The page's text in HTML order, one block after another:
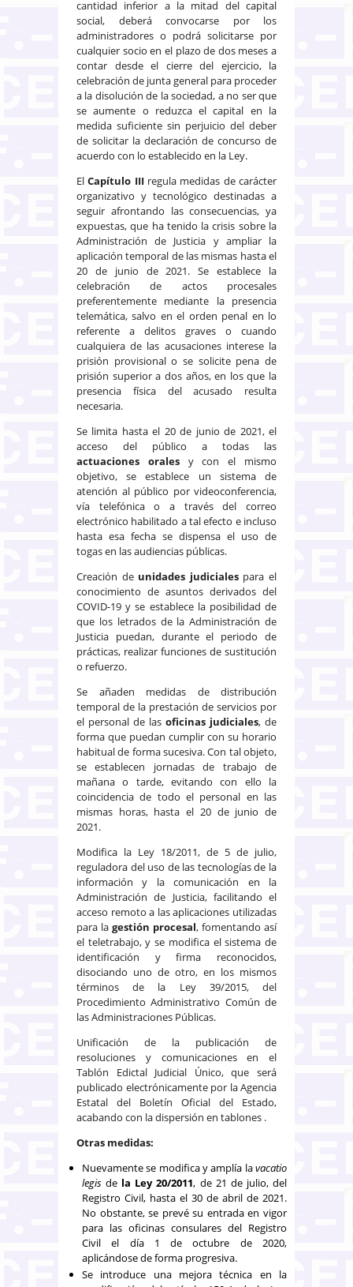
cantidad inferior a la mitad del capital
social, deberá convocarse por los
administradores o podrá solicitarse por
cualquier socio en el plazo de dos meses a
contar desde el cierre del ejercicio, la
celebración de junta general para proceder
a la disolución de la sociedad, a no ser que
se aumente o reduzca el capital en la
medida suficiente sin perjuicio del deber
de solicitar la declaración de concurso de
acuerdo con lo establecido en la Ley.
ElCapítulo IIIregula medidas de carácter
organizativo y tecnológico destinadas a
seguir afrontando las consecuencias, ya
expuestas, que ha tenido la crisis sobre la
Administración de Justicia y ampliar la
aplicación temporal de las mismas hasta el
20 de junio de 2021. Se establece la
celebración de actos procesales
preferentemente mediante la presencia
telemática, salvo en el orden penal en lo
referente a delitos graves o cuando
cualquiera de las acusaciones interese la
prisión provisional o se solicite pena de
prisión superior a dos años, en los que la
presencia física del acusado resulta
necesaria.
Se limita hasta el 20 de junio de 2021, el
acceso del público a todas las
actuaciones oralesy con el mismo
objetivo, se establece un sistema de
atención al público por videoconferencia,
vía telefónica o a través del correo
electrónico habilitado a tal efecto e incluso
hasta esa fecha se dispensa el uso de
togas en las audiencias públicas.
Creación de unidades judicialespara el
conocimiento de asuntos derivados del
COVID-19 y se establece la posibilidad de
que los letrados de la Administración de
Justicia puedan, durante el periodo de
prácticas, realizar funciones de sustitución
o refuerzo.
Se añaden medidas de distribución
temporal de la prestación de servicios por
el personal de las oficinas judiciales, de
forma que puedan cumplir con su horario
habitual de forma sucesiva. Con tal objeto,
se establecen jornadas de trabajo de
mañana o tarde, evitando con ello la
coincidencia de todo el personal en las
mismas horas, hasta el 20 de junio de
2021.
Modifica la Ley 18/2011, de 5 de julio,
reguladora del uso de las tecnologías de la
información y la comunicación en la
Administración de Justicia, facilitando el
acceso remoto a las aplicaciones utilizadas
para la gestión procesal, fomentando así
el teletrabajo, y se modifica el sistema de
identificación y firma reconocidos,
disociando uno de otro, en los mismos
términos de la Ley 39/2015, del
Procedimiento Administrativo Común de
las Administraciones Públicas.
Unificación de la publicación de
resoluciones y comunicaciones en el
Tablón Edictal Judicial Único, que será
publicado electrónicamente por la Agencia
Estatal del Boletín Oficial del Estado,
acabando con la dispersión en tablones .
Otras medidas:
Nuevamente se modifica y amplía lavacatio
legis de la Ley 20/2011, de 21 de julio, del
Registro Civil, hasta el 30 de abril de 2021.
No obstante, se prevé su entrada en vigor
para las oficinas consulares del Registro
Civil el día 1 de octubre de 2020,
aplicándose de forma progresiva.
Se introduce una mejora técnica en la